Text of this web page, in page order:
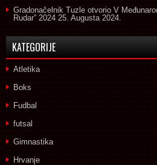
Gradonačelnik Tuzle otvorio V
Rudar” 2024 25. Augusta 2024.
KATEGORIJE
Atletika
Boks
Fudbal
futsal
Gimnastika
Hrvanje